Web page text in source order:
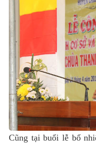
Cũng tại buổi lễ bổ